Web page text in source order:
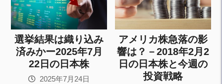
選挙結果は織り込み
済みかー2025年7月
22日の日本株
2025年7月24日
アメリカ株急落の影
響は？－2018年2月2
日の日本株と今週の
投資戦略